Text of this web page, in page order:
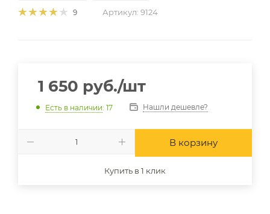
9 Артикул: 9124
1 650 руб./шт
Есть в наличии: 17 Нашли дешевле?
В корзину
Купить в 1 клик